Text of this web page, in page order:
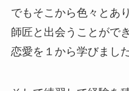
でもそこから色々とあり
師匠と出会うことができ
恋愛を１から学びました